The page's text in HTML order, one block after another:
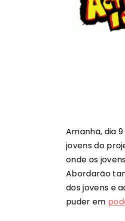
Amanhã, dia
jovens do
onde os
Abordarão
dos jovens e
puder em